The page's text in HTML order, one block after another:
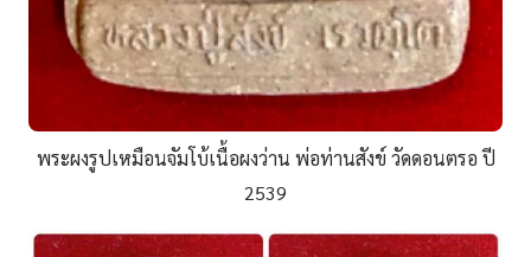
พระผงรูปเหมือนจัมโบ้เนื้อผงว่าน พ่อท่านสังข์ วัดดอนตรอ ปี
2539